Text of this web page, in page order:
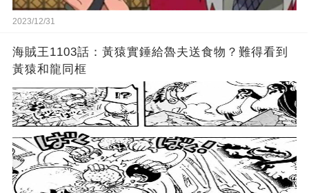
2023/12/31
海賊王1103話：黃猿實錘給魯夫送食物？難得看到
黃猿和龍同框